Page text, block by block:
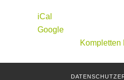
iCal
Google
Kompletten